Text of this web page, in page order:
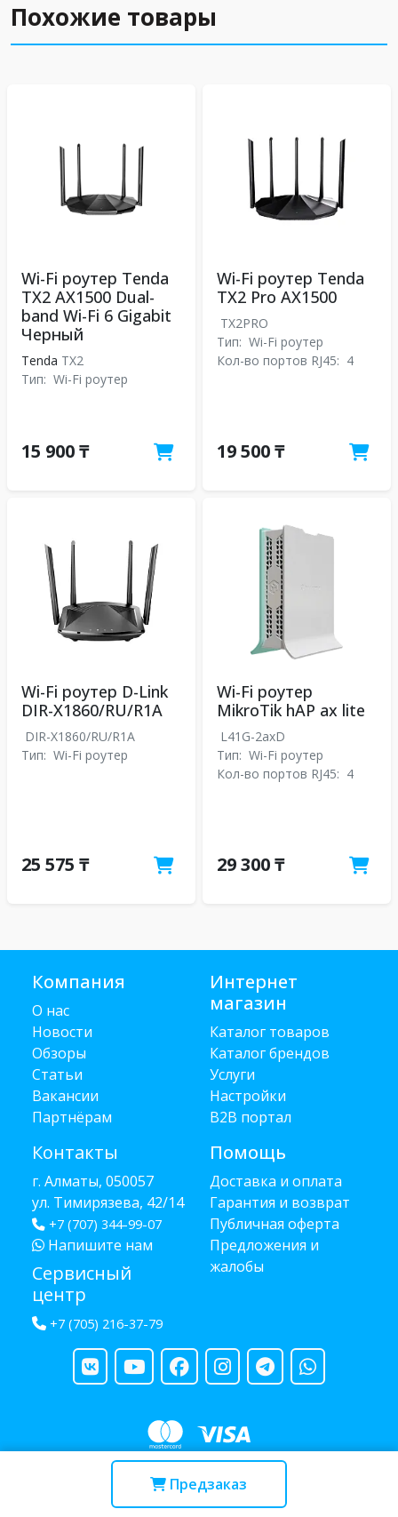
Предзаказ
Похожие товары
Wi-Fi роутер Tenda
TX2 AX1500 Dual-
band Wi-Fi 6 Gigabit
Черный
Tenda TX2
Тип: Wi-Fi роутер
15 900 ₸
Wi-Fi роутер Tenda
TX2 Pro АX1500
TX2PRO
Тип: Wi-Fi роутер
Кол-во портов RJ45: 4
19 500 ₸
Wi-Fi роутер D-Link
DIR-X1860/RU/R1A
DIR-X1860/RU/R1A
Тип: Wi-Fi роутер
25 575 ₸
Wi-Fi роутер
MikroTik hAP ax lite
L41G-2axD
Тип: Wi-Fi роутер
Кол-во портов RJ45: 4
29 300 ₸
Компания
О нас
Новости
Обзоры
Статьи
Вакансии
Партнёрам
Контакты
г. Алматы, 050057
ул. Тимирязева, 42/14
+7 (707) 344-99-07
Напишите нам
Сервисный
центр
+7 (705) 216-37-79
Интернет
магазин
Каталог товаров
Каталог брендов
Услуги
Настройки
B2B портал
Помощь
Доставка и оплата
Гарантия и возврат
Публичная оферта
Предложения и
жалобы
Copyright © 2013 - 2026 RUBA - разработано